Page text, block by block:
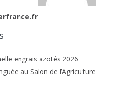
engrais azotés 2026
au Salon de l’Agriculture